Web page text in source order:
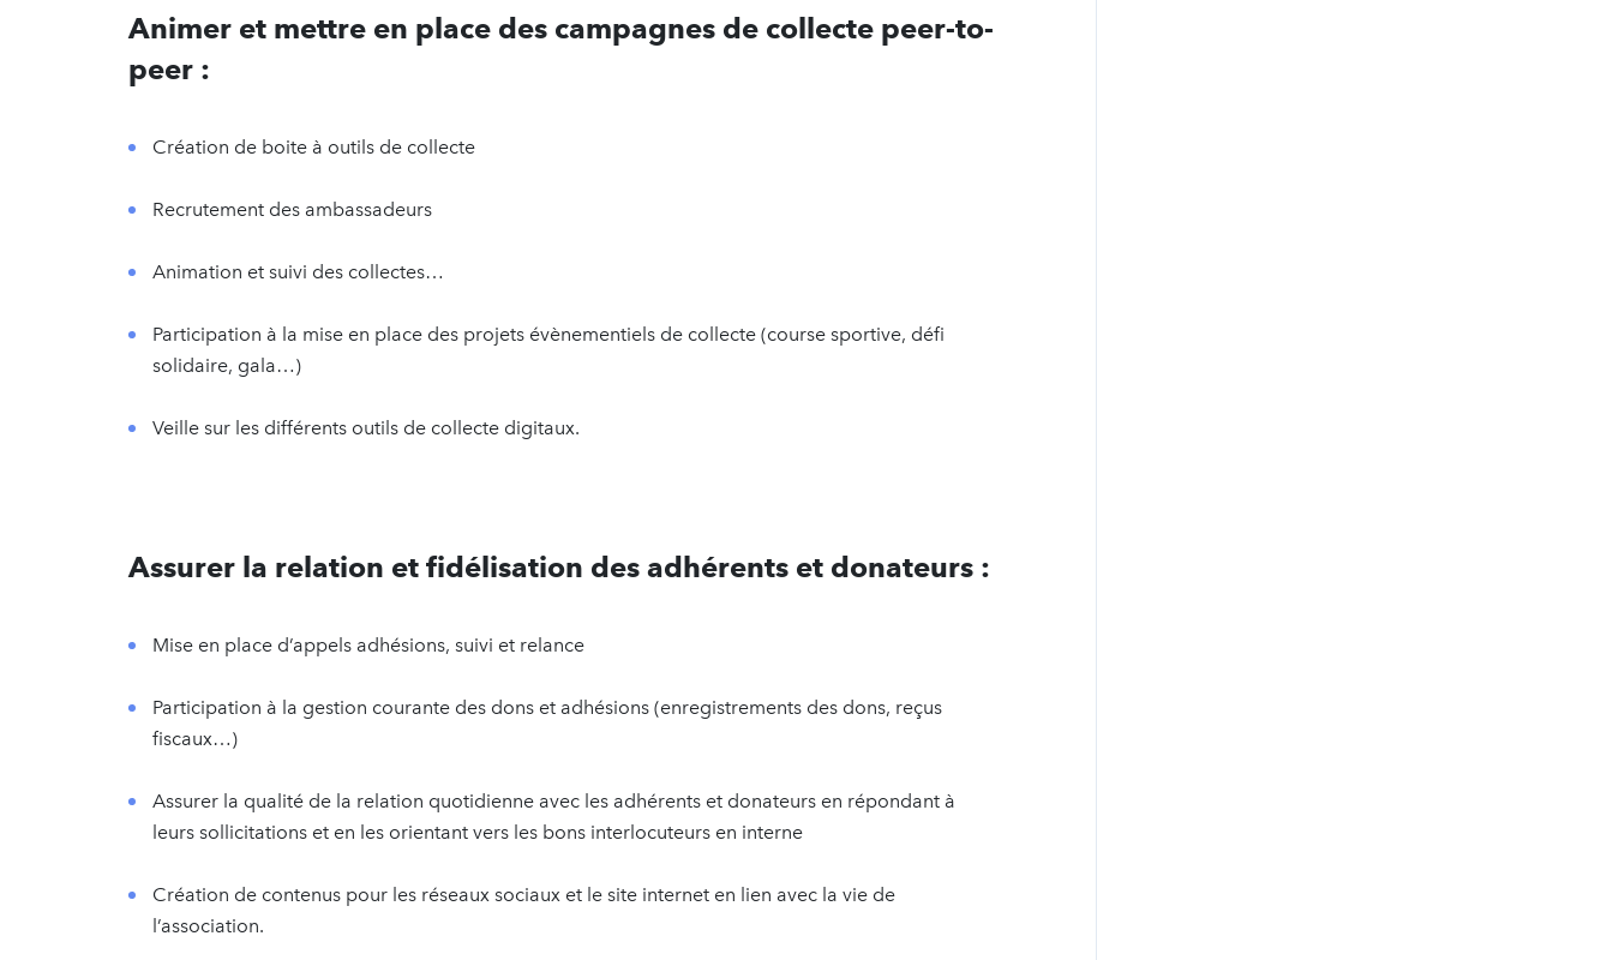
Animer et mettre en place des campagnes de collecte peer-to-
peer :
Création de boite à outils de collecte
Recrutement des ambassadeurs
Animation et suivi des collectes…
Participation à la mise en place des projets évènementiels de collecte (course sportive, défi
solidaire, gala…)
Veille sur les différents outils de collecte digitaux.
Assurer la relation et fidélisation des adhérents et donateurs :
Mise en place d’appels adhésions, suivi et relance
Participation à la gestion courante des dons et adhésions (enregistrements des dons, reçus
fiscaux…)
Assurer la qualité de la relation quotidienne avec les adhérents et donateurs en répondant à
leurs sollicitations et en les orientant vers les bons interlocuteurs en interne
Création de contenus pour les réseaux sociaux et le site internet en lien avec la vie de
l’association.